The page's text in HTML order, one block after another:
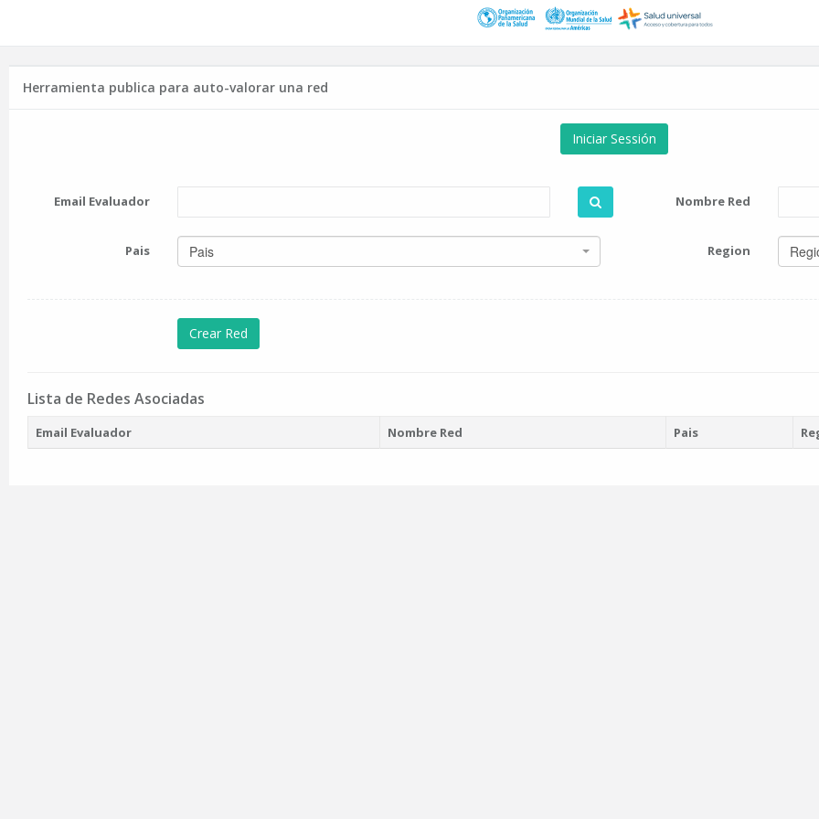
Herramienta publica para auto-valorar una red
Iniciar Sessión
Email Evaluador Nombre Red
Pais Pais Region
Lista de Redes Asociadas
Email Evaluador Nombre Red Pais